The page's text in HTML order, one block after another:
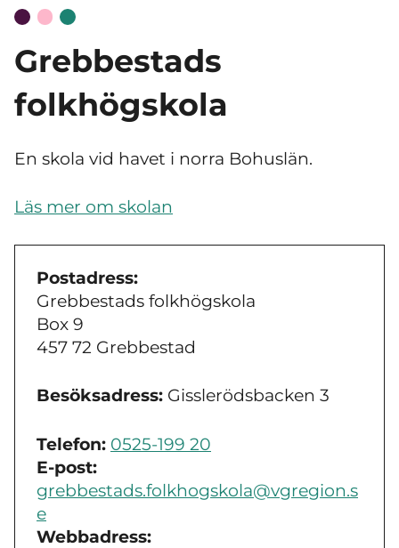
Grebbestads
folkhögskola
En skola vid havet i norra Bohuslän.
Läs mer om skolan
Postadress:
Grebbestads folkhögskola
Box 9
457 72 Grebbestad
Besöksadress: Gisslerödsbacken 3
Telefon: 0525-199 20
E-post:
grebbestads.folkhogskola@vgregion.s
e
Webbadress: